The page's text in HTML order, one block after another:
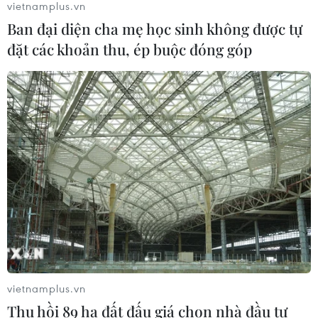
Tổng thống Mỹ: Các bên đạt bước
tiến hướng tới chấm dứt xung đột với
Iran
03/08/2026 06:24
Tổng thống Trump thông báo thời
điểm Mỹ nối lại đàm phán với Iran
03/08/2026 00:50
Iran và Oman sắp đạt thỏa thuận về
tuyến hàng hải mới tại eo biển
Hormuz
02/08/2026 22:47
vietnamplus.vn
Ban đại diện cha mẹ học sinh không được tự
đặt các khoản thu, ép buộc đóng góp
vietnamplus.vn
Thu hồi 89 ha đất đấu giá chọn nhà đầu tư